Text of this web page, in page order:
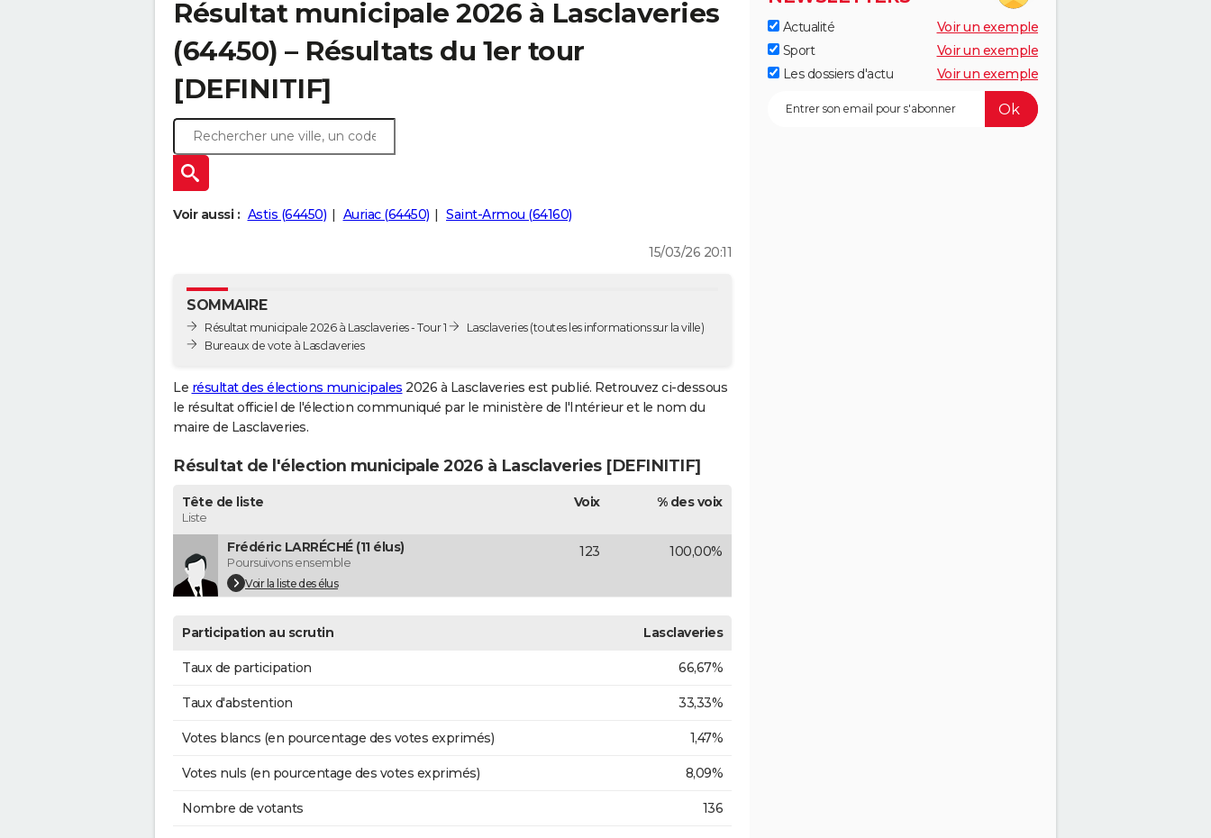
Résultat municipale 2026 à Lasclaveries
(64450) – Résultats du 1er tour
[DEFINITIF]
Voir aussi : Astis (64450) Auriac (64450) Saint-Armou (64160)
15/03/26 20:11
SOMMAIRE
Résultat municipale 2026 à Lasclaveries - Tour 1
Bureaux de vote à Lasclaveries
Lasclaveries(toutes les informations sur la ville)
Le résultat des élections municipales 2026 à Lasclaveries est publié. Retrouvez ci-dessous
le résultat officiel de l'élection communiqué par le ministère de l'Intérieur et le nom du
maire de Lasclaveries.
Résultat de l'élection municipale 2026 à Lasclaveries [DEFINITIF]
Tête de liste
Liste
Voix % des voix
Frédéric LARRÉCHÉ (11 élus)
Poursuivons ensemble
Voir la liste des élus
123 100,00%
Participation au scrutin Lasclaveries
Taux de participation 66,67%
Taux d'abstention 33,33%
Votes blancs (en pourcentage des votes exprimés) 1,47%
Votes nuls (en pourcentage des votes exprimés) 8,09%
Nombre de votants 136
Actualité
Voir un exemple
Sport
Voir un exemple
Les dossiers d'actu
Voir un exemple